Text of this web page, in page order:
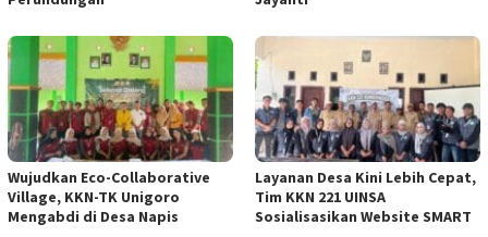
Wujudkan Eco-Collaborative
Village, KKN-TK Unigoro
Mengabdi di Desa Napis
Layanan Desa Kini Lebih Cepat,
Tim KKN 221 UINSA
Sosialisasikan Website SMART